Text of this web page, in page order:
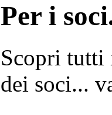
Per i
Scopri tutti
dei soci...